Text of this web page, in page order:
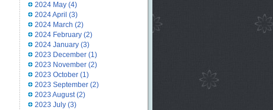
2024 May(4)
2024 April (3)
2024 March (2)
2024 February(2)
2024 January(3)
2023 December(1)
2023 November(2)
2023 October(1)
2023 September(2)
2023 August(2)
2023 July(3)